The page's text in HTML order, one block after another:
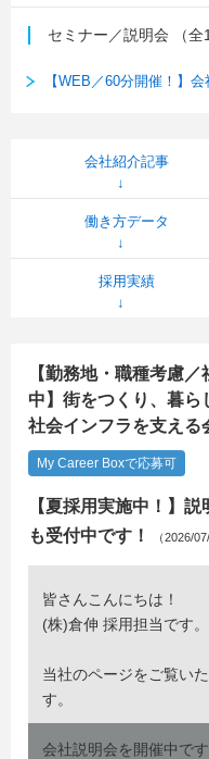
セミナー／説明会 （全
【WEB／60分開催！】
会社紹介記事
働き方データ
採用実績
【勤務地・職種考慮
中】街をつくり、暮ら
社会インフラを支える
My Career Boxで応募可
【夏採用実施中！】
も受付中です！
（2026/
皆さんこんにちは！
(株)倉伸 採用担当です。
当社のページをご覧い
す。
会社説明会を開催中です